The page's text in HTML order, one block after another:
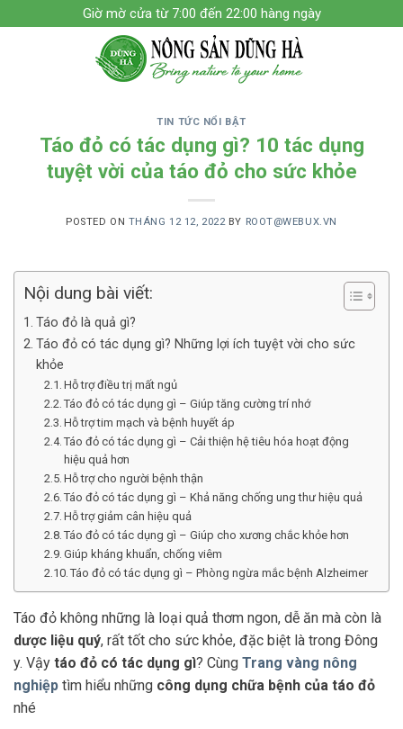
to
Giờ mờ cửa từ 7:00 đến 22:00 hàng ngày
TIN TỨC NỔI BẬT
Táo đỏ có tác dụng gì? 10 tác dụng
tuyệt vời của táo đỏ cho sức khỏe
POSTED ON THÁNG 12 12, 2022 BY ROOT@WEBUX.VN
Nội dung bài viết:
Táo đỏ là quả gì?
Táo đỏ có tác dụng gì? Những lợi ích tuyệt vời cho sức
khỏe
Hỗ trợ điều trị mất ngủ
Táo đỏ có tác dụng gì – Giúp tăng cường trí nhớ
Hỗ trợ tim mạch và bệnh huyết áp
Táo đỏ có tác dụng gì – Cải thiện hệ tiêu hóa hoạt động
hiệu quả hơn
Hỗ trợ cho người bệnh thận
Táo đỏ có tác dụng gì – Khả năng chống ung thư hiệu quả
Hỗ trợ giảm cân hiệu quả
Táo đỏ có tác dụng gì – Giúp cho xương chắc khỏe hơn
Giúp kháng khuẩn, chống viêm
Táo đỏ có tác dụng gì – Phòng ngừa mắc bệnh Alzheimer
Táo đỏ không những là loại quả thơm ngon, dễ ăn mà còn là
dược liệu quý, rất tốt cho sức khỏe, đặc biệt là trong Đông
y. Vậy táo đỏ có tác dụng gì? Cùng Trang vàng nông
nghiệp tìm hiểu những công dụng chữa bệnh của táo đỏ
nhé